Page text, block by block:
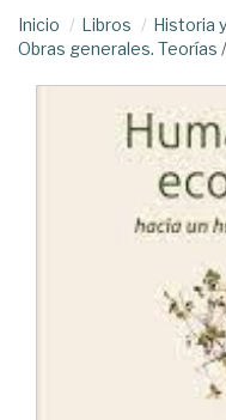
Inicio Libros Historia
Obras generales. Teorías /